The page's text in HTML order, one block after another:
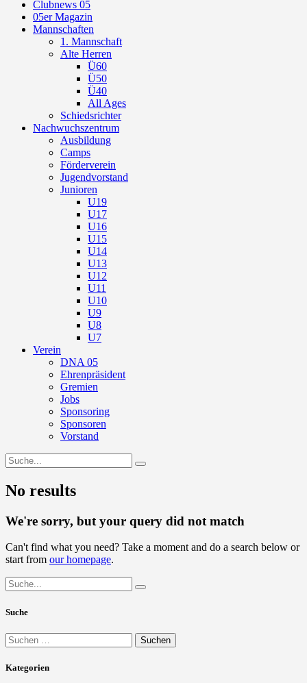
Clubnews 05
05er Magazin
Mannschaften
1. Mannschaft
Alte Herren
Ü60
Ü50
Ü40
All Ages
Schiedsrichter
Nachwuchszentrum
Ausbildung
Camps
Förderverein
Jugendvorstand
Junioren
U19
U17
U16
U15
U14
U13
U12
U11
U10
U9
U8
U7
Verein
DNA 05
Ehrenpräsident
Gremien
Jobs
Sponsoring
Sponsoren
Vorstand
No results
We're sorry, but your query did not match
Can't find what you need? Take a moment and do a search below or
start from our homepage.
Suche
Suchen
nach:
Kategorien